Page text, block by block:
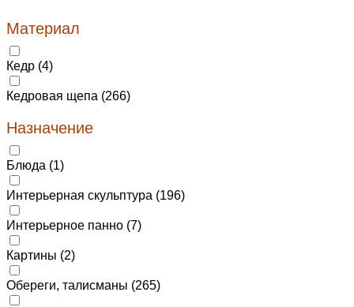
Материал
Кедр (4)
Кедровая щепа (266)
Назначение
Блюда (1)
Интерьерная скульптура (196)
Интерьерное панно (7)
Картины (2)
Обереги, талисманы (265)